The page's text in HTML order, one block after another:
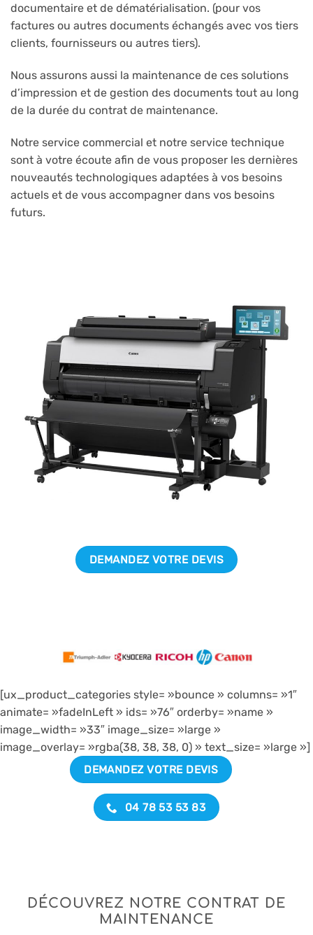
documentaire et de dématérialisation. (pour vos
factures ou autres documents échangés avec vos tiers
clients, fournisseurs ou autres tiers).
Nous assurons aussi la maintenance de ces solutions
d’impression et de gestion des documents tout au long
de la durée du contrat de maintenance.
Notre service commercial et notre service technique
sont à votre écoute afin de vous proposer les dernières
nouveautés technologiques adaptées à vos besoins
actuels et de vous accompagner dans vos besoins
futurs.
DEMANDEZ VOTRE DEVIS
[ux_product_categories style= »bounce » columns= »1″
animate= »fadeInLeft » ids= »76″ orderby= »name »
image_width= »33″ image_size= »large »
image_overlay= »rgba(38, 38, 38, 0) » text_size= »large »]
DEMANDEZ VOTRE DEVIS
04 78 53 53 83
DÉCOUVREZ NOTRE CONTRAT DE
MAINTENANCE